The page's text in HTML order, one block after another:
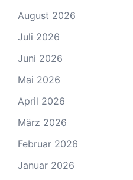
August 2026
Juli 2026
Juni 2026
Mai 2026
April 2026
März 2026
Februar 2026
Januar 2026